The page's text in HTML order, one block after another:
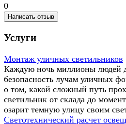
0
Написать отзыв
Услуги
Монтаж уличных светильников
Каждую ночь миллионы людей
безопасность лучам уличных
о том, какой сложный путь
светильник от склада до
озарит темную улицу своим
Светотехнический расчет